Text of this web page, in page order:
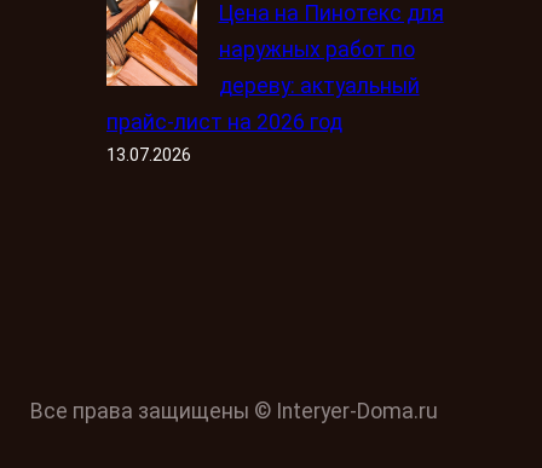
Цена на Пинотекс для
наружных работ по
дереву: актуальный
прайс-лист на 2026 год
13.07.2026
Все права защищены © Interyer-Doma.ru